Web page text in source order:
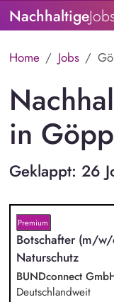
Nachhaltige
Home Jobs
in
Geklappt: 26
Premium
Botschafter (m/
Naturschutz
BUNDconnect
Deutschlandweit